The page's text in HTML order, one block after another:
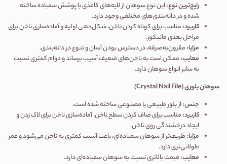
رایج‌ترین نوع:این نوع سوهان از لایه‌های کاغذی با پوشش سمباده ساخته
شده و در دانه‌بندی‌های مختلفی وجود دارد.
کاربرد:مناسب برای کوتاه کردن ناخن، شکل‌دهی اولیه و آماده‌سازی ناخن برای
مراحل بعدی مانیکور.
مزایا:مقرون‌به‌صرفه، در دسترس بودن آسان و تنوع در دانه‌بندی.
معایب:ممکن است به ناخن‌های ضعیف آسیب برساند و دوام کمتری نسبت
به سایر انواع سوهان دارد.
سوهان بلوری (Crystal Nail File
)
جنس:از بلور طبیعی یا مصنوعی ساخته شده است.
کاربرد:مناسب برای صاف کردن سطح ناخن، آماده‌سازی ناخن برای لاک زدن و
ایجاد درخشندگی روی ناخن.
مزایا:ظریف‌تر از سوهان سمباده‌ای، باعث آسیب کمتری به ناخن می‌شود و عمر
طولانی‌تری دارد.
معایب:قیمت بالاتری نسبت به سوهان سمباده‌ای دارد.